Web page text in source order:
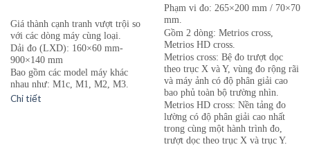
Giá thành cạnh tranh vượt trội so
với các dòng máy cùng loại.
Dải đo (LXD): 160×60 mm-
900×140 mm
Bao gồm các model máy khác
nhau như: M1c, M1, M2, M3.
Chi tiết
Phạm vi đo: 265×200 mm / 70×70
mm.
Gồm 2 dòng: Metrios cross,
Metrios HD cross.
Metrios cross: Bệ đo trượt dọc
theo trục X và Y, vùng đo rộng rãi
và máy ảnh có độ phân giải cao
bao phủ toàn bộ trường nhìn.
Metrios HD cross: Nền tảng đo
lường có độ phân giải cao nhất
trong cùng một hành trình đo,
trượt dọc theo trục X và trục Y.